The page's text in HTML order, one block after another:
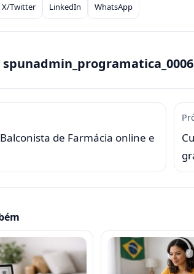
X/Twitter LinkedIn WhatsApp
spunadmin_programatica_0006
de Farmácia online e